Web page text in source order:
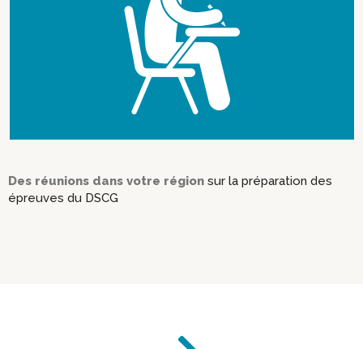
Des réunions dans votre région sur la préparation des
épreuves du DSCG